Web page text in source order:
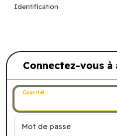
Identification
Connectez-vous à
Connectez-vous à
Courriel
Mot de passe